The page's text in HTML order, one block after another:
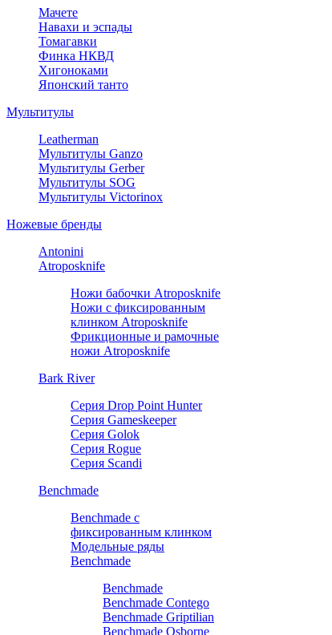
Мачете
Навахи и эспады
Томагавки
Финка НКВД
Хигоноками
Японский танто
Мультитулы
Leatherman
Мультитулы Ganzo
Мультитулы Gerber
Мультитулы SOG
Мультитулы Victorinox
Ножевые бренды
Antonini
Atroposknife
Ножи бабочки Atroposknife
Ножи с фиксированным
клинком Atroposknife
Фрикционные и рамочные
ножи Atroposknife
Bark River
Серия Drop Point Hunter
Серия Gameskeeper
Серия Golok
Серия Rogue
Серия Scandi
Benchmade
Benchmade с
фиксированным клинком
Модельные ряды
Benchmade
Benchmade
Benchmade Contego
Benchmade Griptilian
Benchmade Osborne